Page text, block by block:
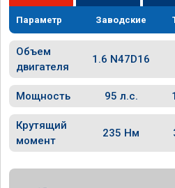
Параметр Заводские
Объем
двигателя
1.6 N47D16
Мощность 95 л.с.
Крутящий
момент
235 Нм